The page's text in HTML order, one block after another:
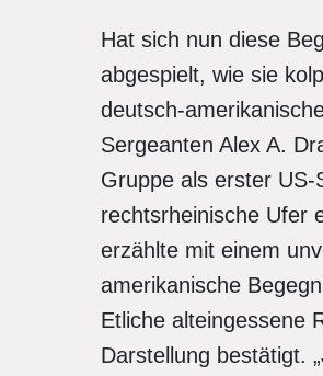
Hat sich nun diese
abgespielt, wie sie
deutsch-
Sergeanten Alex A.
Gruppe als erster
rechtsrheinische Ufer
erzählte mit einem
amerikanische
Etliche alteingessene
Darstellung bestätigt.